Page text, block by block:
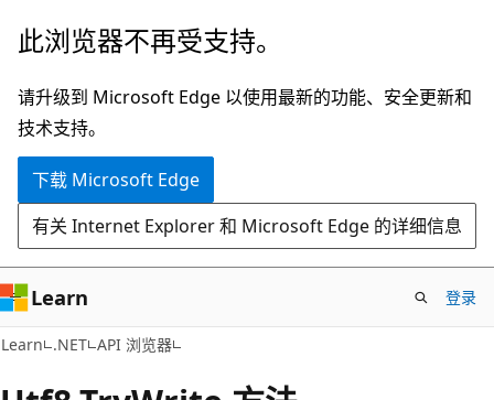
跳
主
要
内
跳
页
内
导
此浏览器不再受支持。
请升级到 Microsoft Edge 以使用最新的功能、安全更新和
技术支持。
下载 Microsoft Edge
有关 Internet Explorer 和 Microsoft Edge 的详细信息
Learn 登录
Learn .NET API 浏览器